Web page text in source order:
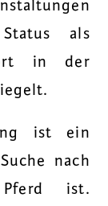
als
in der
ist ein
nach
Pferd ist.